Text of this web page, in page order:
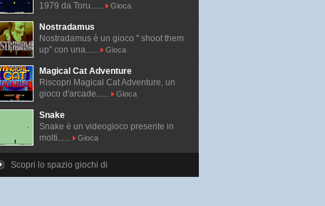
1979 da Toru......
Gioca
Nostradamus
Nostradamus è un gioco " shoot them
up" con una......
Gioca
Magical Cat Adventure
Riscopri Magical Cat Adventure, un
gioco d'arcade......
Gioca
Snake
Snake è un videogioco presente in
molti......
Gioca
Scopri lo spazio giochi di